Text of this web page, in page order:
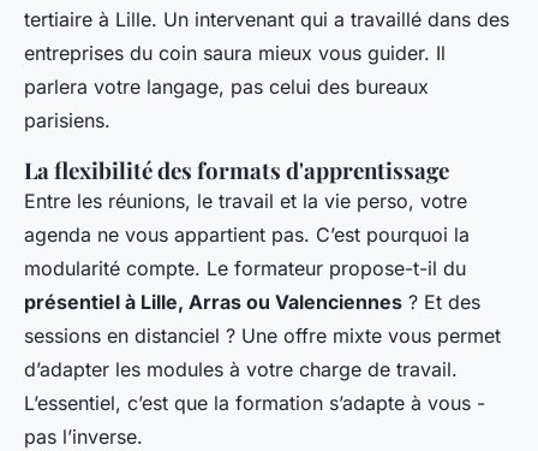
tertiaire à Lille. Un intervenant qui a travaillé dans des
entreprises du coin saura mieux vous guider. Il
parlera votre langage, pas celui des bureaux
parisiens.
La flexibilité des formats d'apprentissage
Entre les réunions, le travail et la vie perso, votre
agenda ne vous appartient pas. C’est pourquoi la
modularité compte. Le formateur propose-t-il du
présentiel à Lille, Arras ou Valenciennes ? Et des
sessions en distanciel ? Une offre mixte vous permet
d’adapter les modules à votre charge de travail.
L’essentiel, c’est que la formation s’adapte à vous -
pas l’inverse.